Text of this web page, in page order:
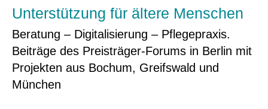
Unterstützung für ältere Menschen
Beratung – Digitalisierung – Pflegepraxis.
Beiträge des Preisträger-Forums in Berlin mit
Projekten aus Bochum, Greifswald und
München